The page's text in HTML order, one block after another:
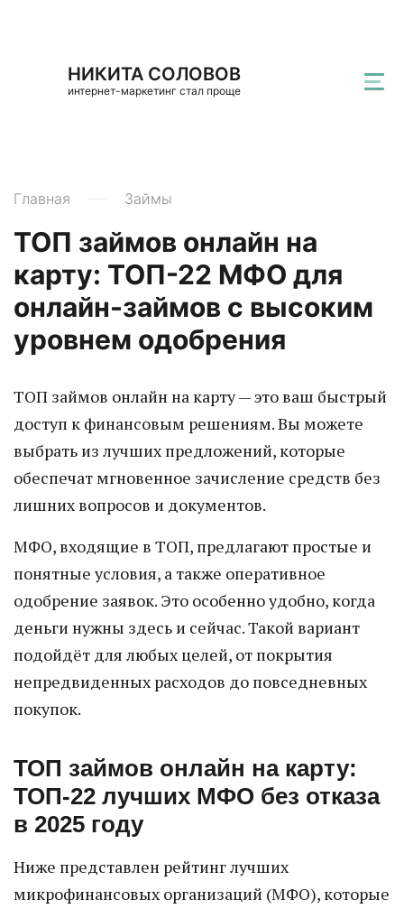
НИКИТА СОЛОВОВ
интернет-маркетинг стал проще
Главная Займы
ТОП займов онлайн на
карту: ТОП-22 МФО для
онлайн-займов с высоким
уровнем одобрения
ТОП займов онлайн на карту — это ваш быстрый
доступ к финансовым решениям. Вы можете
выбрать из лучших предложений, которые
обеспечат мгновенное зачисление средств без
лишних вопросов и документов.
МФО, входящие в ТОП, предлагают простые и
понятные условия, а также оперативное
одобрение заявок. Это особенно удобно, когда
деньги нужны здесь и сейчас. Такой вариант
подойдёт для любых целей, от покрытия
непредвиденных расходов до повседневных
покупок.
ТОП займов онлайн на карту:
ТОП-22 лучших МФО без отказа
в 2025 году
Ниже представлен рейтинг лучших
микрофинансовых организаций (МФО), которые